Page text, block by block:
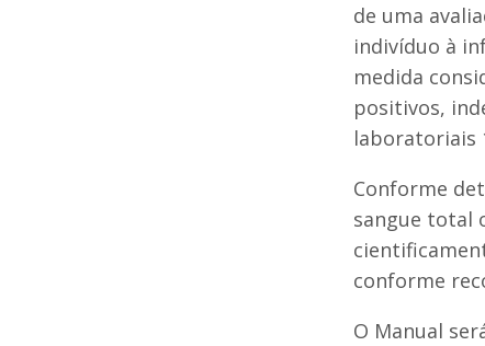
de uma
indivíduo à
medida
positivos,
laboratoriais
Conforme
sangue total
conforme
O Manual